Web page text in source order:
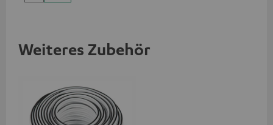
Weiteres Zubehör